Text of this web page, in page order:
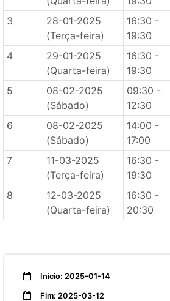
3
28-01-2025
(Terça-feira)
16:30 -
19:30
4
29-01-2025
(Quarta-feira)
16:30 -
19:30
5
08-02-2025
(Sábado)
09:30 -
12:30
6
08-02-2025
(Sábado)
14:00 -
17:00
7
11-03-2025
(Terça-feira)
16:30 -
19:30
8
12-03-2025
(Quarta-feira)
16:30 -
20:30
Início: 2025-01-14
Fim: 2025-03-12